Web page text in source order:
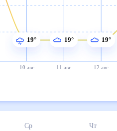
10 авг 11 авг 12 авг
19° 19° 19°
Ср Чт